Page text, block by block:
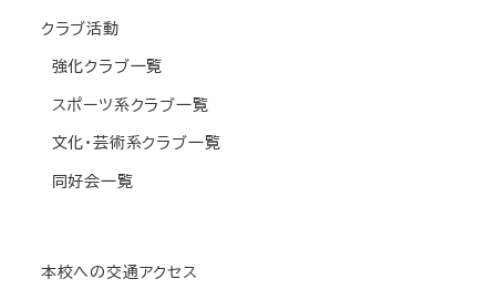
クラブ活動
強化クラブ一覧
スポーツ系クラブ一覧
文化・芸術系クラブ一覧
同好会一覧
本校への交通アクセス